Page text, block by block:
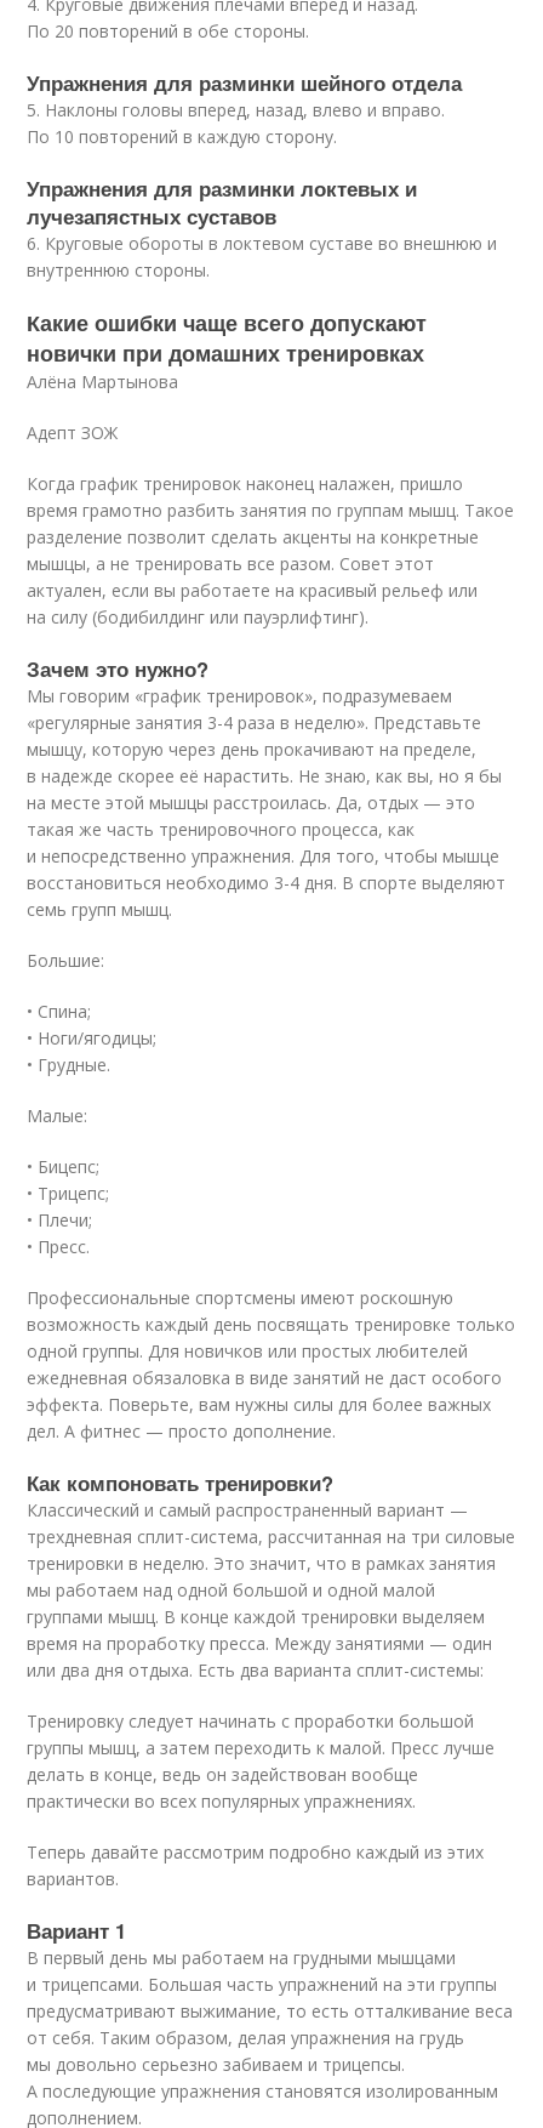
По 20 повторений в обе стороны.
Упражнения для разминки шейного отдела
5. Наклоны головы вперед, назад, влево и вправо.
По 10 повторений в каждую сторону.
Упражнения для разминки локтевых и
лучезапястных суставов
6. Круговые обороты в локтевом суставе во внешнюю и
внутреннюю стороны.
Какие ошибки чаще всего допускают
новички при домашних тренировках
Алёна Мартынова
Адепт ЗОЖ
Когда график тренировок наконец налажен, пришло
время грамотно разбить занятия по группам мышц. Такое
разделение позволит сделать акценты на конкретные
мышцы, а не тренировать все разом. Совет этот
актуален, если вы работаете на красивый рельеф или
на силу (бодибилдинг или пауэрлифтинг).
Зачем это нужно?
Мы говорим «график тренировок», подразумеваем
«регулярные занятия 3-4 раза в неделю». Представьте
мышцу, которую через день прокачивают на пределе,
в надежде скорее её нарастить. Не знаю, как вы, но я бы
на месте этой мышцы расстроилась. Да, отдых — это
такая же часть тренировочного процесса, как
и непосредственно упражнения. Для того, чтобы мышце
восстановиться необходимо 3-4 дня. В спорте выделяют
семь групп мышц.
Большие:
• Спина;
• Ноги/ягодицы;
• Грудные.
Малые:
• Бицепс;
• Трицепс;
• Плечи;
• Пресс.
Профессиональные спортсмены имеют роскошную
возможность каждый день посвящать тренировке только
одной группы. Для новичков или простых любителей
ежедневная обязаловка в виде занятий не даст особого
эффекта. Поверьте, вам нужны силы для более важных
дел. А фитнес — просто дополнение.
Как компоновать тренировки?
Классический и самый распространенный вариант —
трехдневная сплит-система, рассчитанная на три силовые
тренировки в неделю. Это значит, что в рамках занятия
мы работаем над одной большой и одной малой
группами мышц. В конце каждой тренировки выделяем
время на проработку пресса. Между занятиями — один
или два дня отдыха. Есть два варианта сплит-системы:
Тренировку следует начинать с проработки большой
группы мышц, а затем переходить к малой. Пресс лучше
делать в конце, ведь он задействован вообще
практически во всех популярных упражнениях.
Теперь давайте рассмотрим подробно каждый из этих
вариантов.
Вариант 1
В первый день мы работаем на грудными мышцами
и трицепсами. Большая часть упражнений на эти группы
предусматривают выжимание, то есть отталкивание веса
от себя. Таким образом, делая упражнения на грудь
мы довольно серьезно забиваем и трицепсы.
А последующие упражнения становятся изолированным
дополнением.